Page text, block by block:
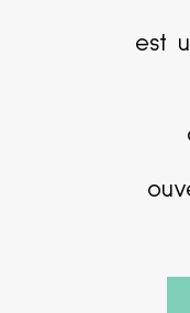
est